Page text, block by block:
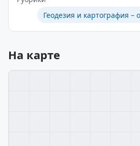
Геодезия и картография –
На карте